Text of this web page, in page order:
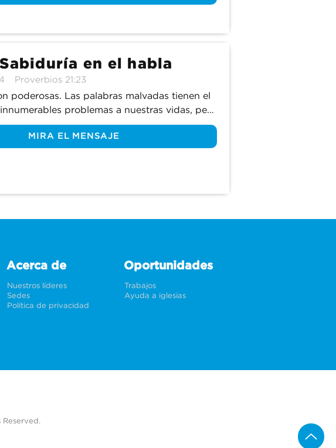
en el habla
Proverbios 21:23
poderosas. Las palabras malvadas tienen el
problemas a nuestras vidas, pero
es cierto. Las palabras piadosas tienen el
a nosotros y a quienes nos rodean. Únete
MIRA EL MENSAJE
Acerca de
Nuestros líderes
Sedes
Política de privacidad
Oportunidades
Trabajos
Ayuda a iglesias
Reserved.